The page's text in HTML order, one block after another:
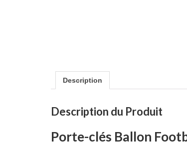
Description
Description du Produit
Porte-clés Ballon